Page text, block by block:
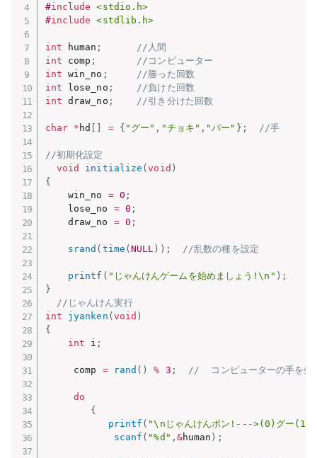
#include
<stdio.h>
#include <stdlib.h>
int human ;
//人間
int comp ;
//コンピューター
int win_no ;
//勝った回数
int lose_no ;
//負けた回数
int draw_no ; //引き分けた回数
char * hd = { "グー" , "チョキ" , "パー" } ; //手
//初期化設定
void
initialize (void )
{
    win_no
= 0 ;
    lose_no
= 0 ;
    draw_no
= 0 ;
srand ( time (NULL ) ) ; //乱数の種を設定
printf ( "じゃんけんゲームを始めましょう!\n" ) ;
}
//じゃんけん実行
int
jyanken ( void )
{
int i ;
     comp
= rand ( ) % 3 ; //  コンピューターの手を生
do
{
printf ( "\nじゃんけんポン!--->(0)グー(1)
scanf ( "%d" , &human ) ;